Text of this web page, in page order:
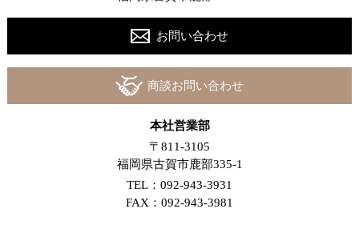
お問い合わせ
商談お問い合わせ
本社営業部
〒811-3105
福岡県古賀市鹿部335-1
TEL：092-943-3931
FAX：092-943-3981